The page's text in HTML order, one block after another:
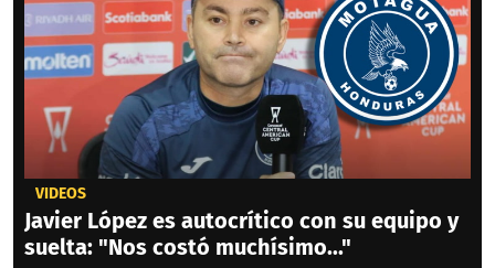
VIDEOS
Javier López es autocrítico con su equipo y
suelta: "Nos costó muchísimo..."